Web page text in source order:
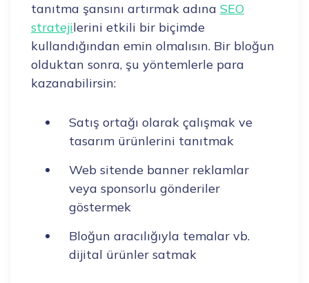
tanıtma şansını artırmak adına SEO
stratejilerini etkili bir biçimde
kullandığından emin olmalısın. Bir bloğun
olduktan sonra, şu yöntemlerle para
kazanabilirsin:
Satış ortağı olarak çalışmak ve
tasarım ürünlerini tanıtmak
Web sitende banner reklamlar
veya sponsorlu gönderiler
göstermek
Bloğun aracılığıyla temalar vb.
dijital ürünler satmak